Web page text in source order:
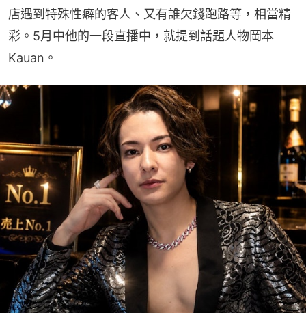
店遇到特殊性癖的客人、又有誰欠錢跑路等，相當精
彩。5月中他的一段直播中，就提到話題人物岡本
Kauan。